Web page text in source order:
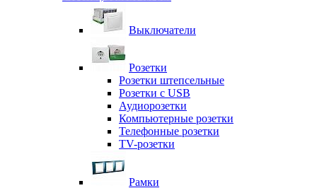
Выключатели
Розетки
Розетки штепсельные
Розетки с USB
Аудиорозетки
Компьютерные розетки
Телефонные розетки
TV-розетки
Рамки